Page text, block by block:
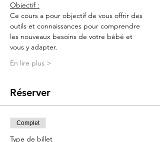
Objectif :
Ce cours a pour objectif de vous offrir des
outils et connaissances pour comprendre
les nouveaux besoins de votre bébé et
vous y adapter.
En lire plus >
Réserver
Complet
Type de billet